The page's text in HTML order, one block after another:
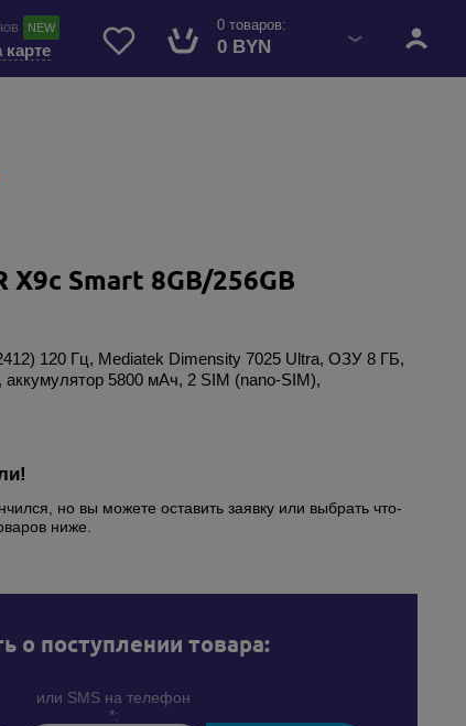
0 товаров:
0 BYN
NEW
карте
Smart 8GB/256GB
120 Гц, Mediatek Dimensity 7025 Ultra, ОЗУ 8 ГБ,
5800 мАч, 2 SIM (nano-SIM),
но вы можете оставить заявку или выбрать что-
ниже.
о поступлении товара:
или SMS на телефон
*: